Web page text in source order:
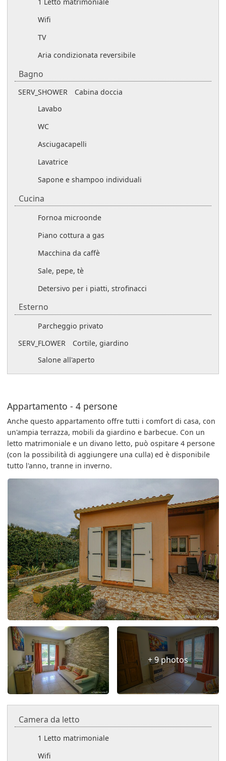
Wifi
TV
Aria condizionata reversibile
Bagno
SERV_SHOWER
Cabina doccia
Lavabo
WC
Asciugacapelli
Lavatrice
Sapone e shampoo individuali
Cucina
Fornoa microonde
Piano cottura a gas
Macchina da caffè
Sale, pepe, tè
Detersivo per i piatti, strofinacci
Esterno
Parcheggio privato
SERV_FLOWER
Cortile, giardino
Salone all'aperto
Appartamento - 4 persone
Anche questo appartamento offre tutti i comfort di casa, con
un'ampia terrazza, mobili da giardino e barbecue. Con un
letto matrimoniale e un divano letto, può ospitare 4 persone
(con la possibilità di aggiungere una culla) ed è disponibile
tutto l'anno, tranne in inverno.
+ 9 photos
Camera da letto
1 Letto matrimoniale
Wifi